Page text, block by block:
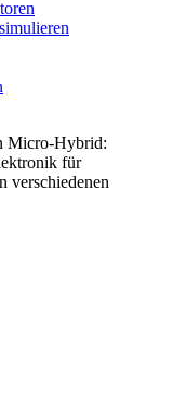
Micro-Hybrid:
für
verschiedenen